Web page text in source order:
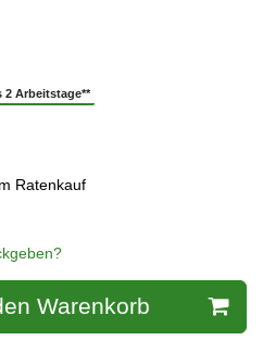
2 Arbeitstage**
Ratenkauf
Warenkorb